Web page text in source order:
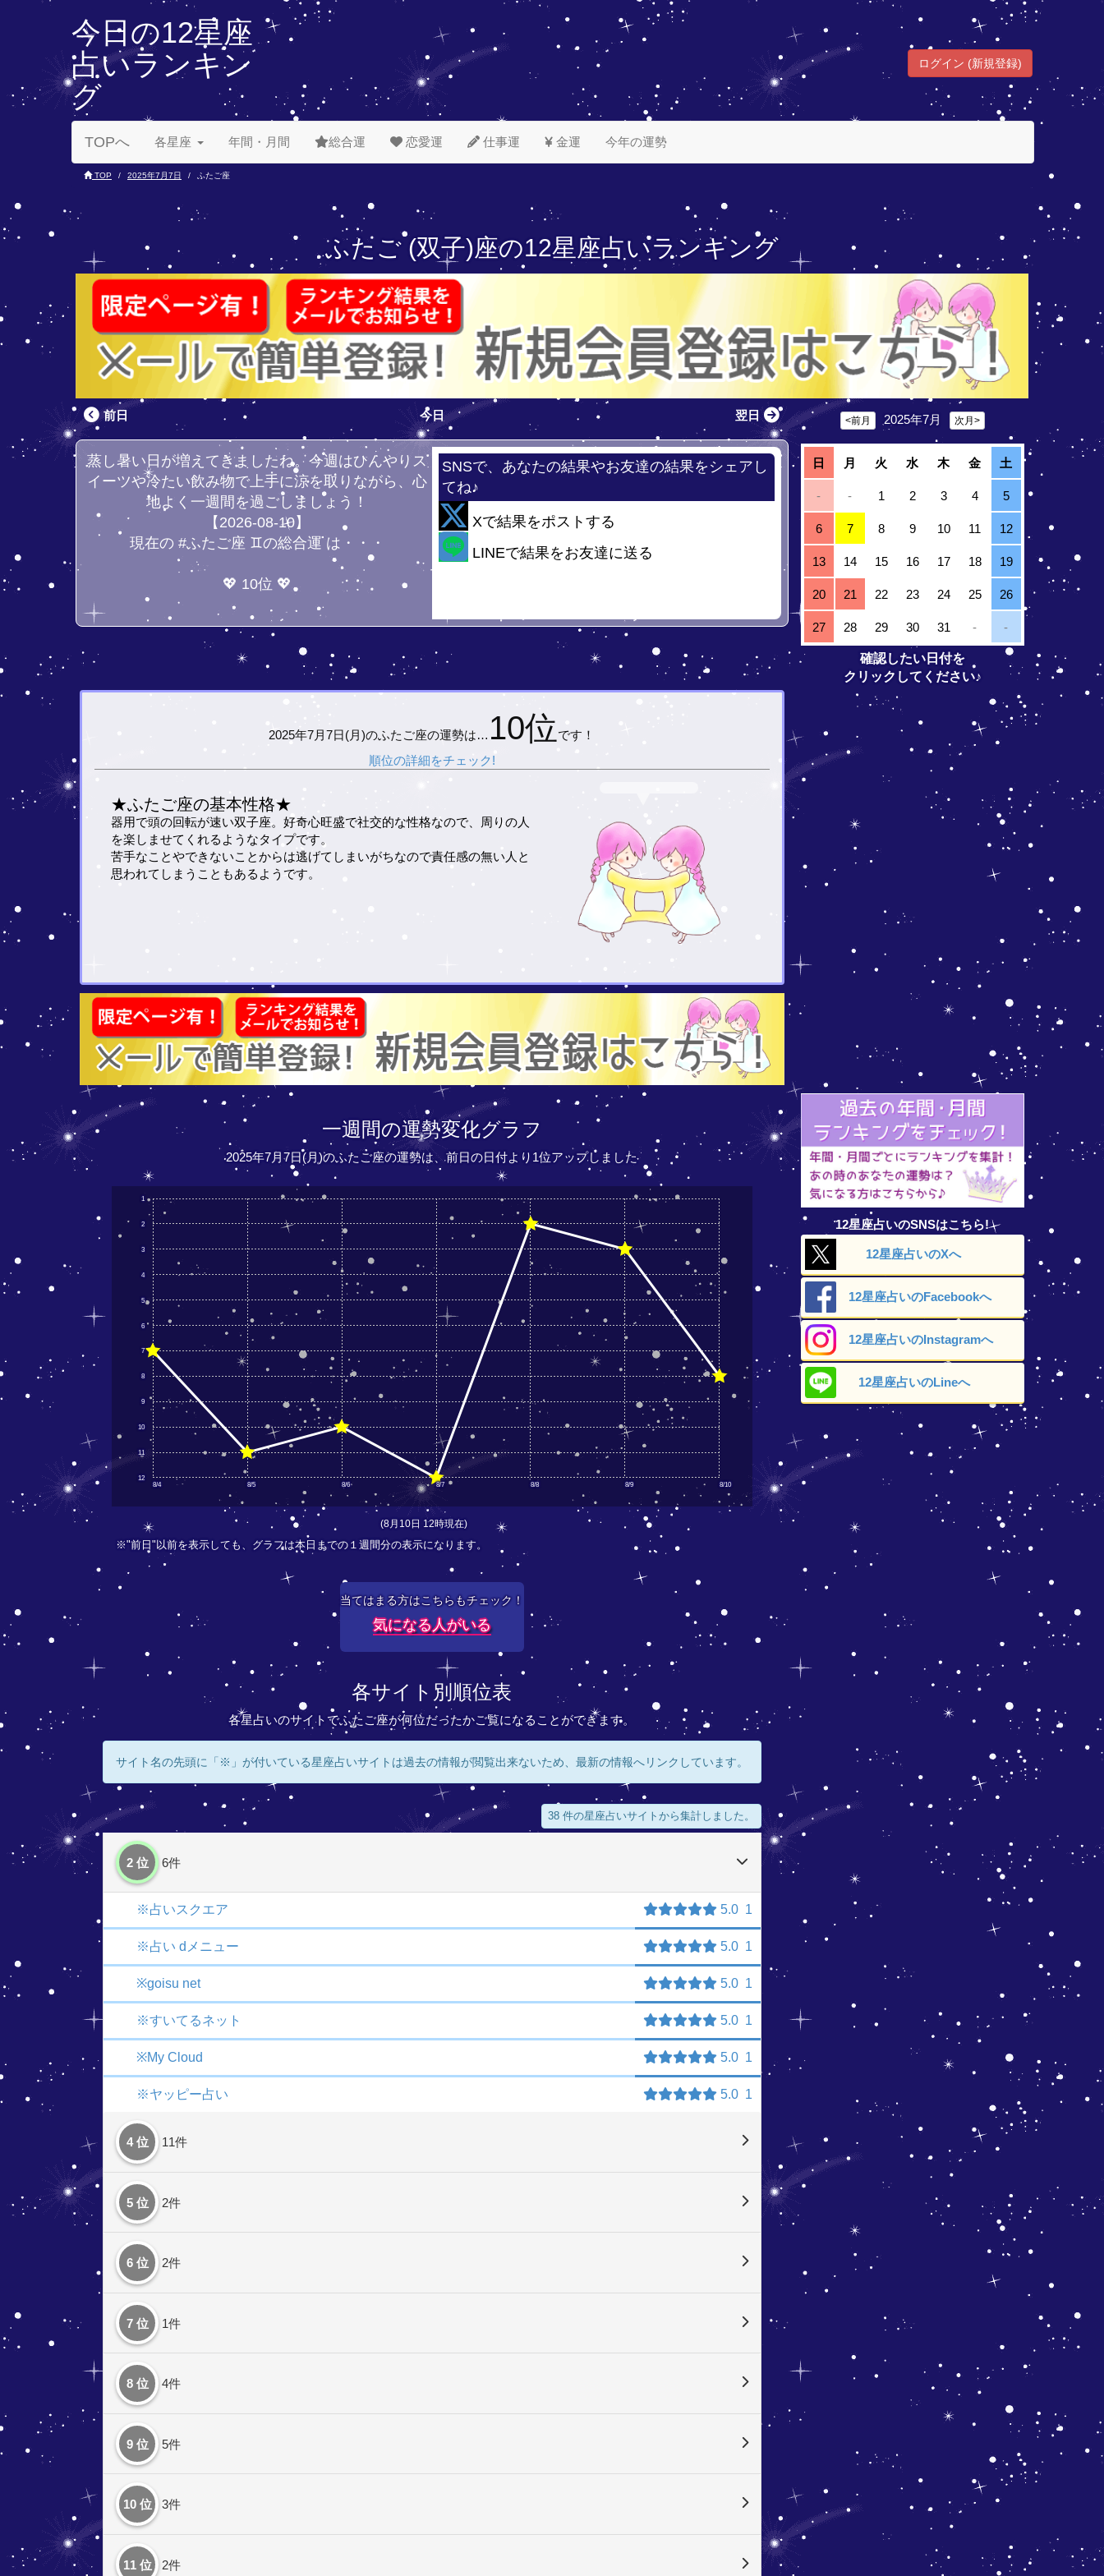
今日の12星座
占いランキン
グ
ログイン (新規登録)
TOPへ 各星座 年間・月間 総合運 恋愛運 仕事運 金運 今年の運勢
TOP 2025年7月7日 ふたご座
ふたご (双子)座の12星座占いランキング
前日 今日 翌日
蒸し暑い日が増えてきましたね。今週はひんやりス
イーツや冷たい飲み物で上手に涼を取りながら、心
地よく一週間を過ごしましょう！
【2026-08-10】
現在の #ふたご座 ♊の総合運 は・・・
💖 10位 💖
SNSで、あなたの結果やお友達の結果をシェアし
てね♪
Xで結果をポストする
LINEで結果をお友達に送る
2025年7月7日(月)のふたご座の運勢は… 10位 です！
順位の詳細をチェック!
★ふたご座の基本性格★
器用で頭の回転が速い双子座。好奇心旺盛で社交的な性格なので、周りの人
を楽しませてくれるようなタイプです。
苦手なことやできないことからは逃げてしまいがちなので責任感の無い人と
思われてしまうこともあるようです。
<前月 2025年7月 次月>
日 月 火 水 木 金 土
- - 1 2 3 4 5
6 7 8 9 10 11 12
13 14 15 16 17 18 19
20 21 22 23 24 25 26
27 28 29 30 31 - -
確認したい日付を
クリックしてください♪
一週間の運勢変化グラフ
2025年7月7日(月)のふたご座の運勢は、前日の日付より 1位アップしました
8/4 8/5 8/6 8/7 8/8 8/9 8/10
12
11
10
9
8
7
6
5
4
3
2
1
(8月10日 12時現在)
※"前日"以前を表示しても、グラフは本日までの１週間分の表示になります。
当てはまる方はこちらもチェック！
気になる人がいる
各サイト別順位表
各星占いのサイトでふたご座が何位だったかご覧になることができます。
サイト名の先頭に「※」が付いている星座占いサイトは過去の情報が閲覧出来ないため、最新の情報へリンクしています。
38 件の星座占いサイトから集計しました。
2 位 6件
※占いスクエア 5.0 1
※占い dメニュー 5.0 1
※goisu net 5.0 1
※すいてるネット 5.0 1
※My Cloud 5.0 1
※ヤッピー占い 5.0 1
4 位 11件
5 位 2件
6 位 2件
7 位 1件
8 位 4件
9 位 5件
10 位 3件
11 位 2件
12星座占いのSNSはこちら!
12星座占いのXへ
12星座占いのFacebookへ
12星座占いのInstagramへ
12星座占いのLineへ